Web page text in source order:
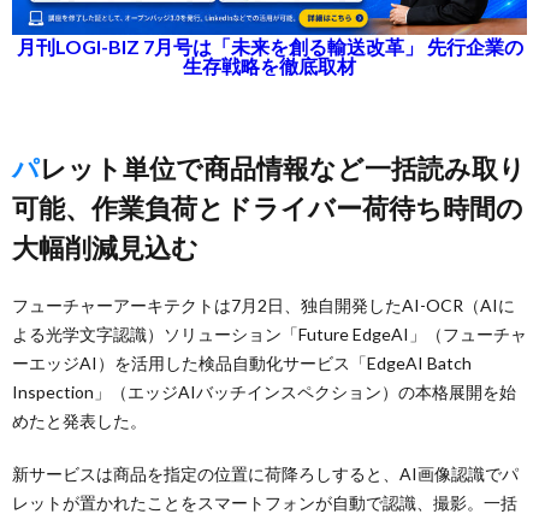
月刊LOGI-BIZ 7月号は「未来を創る輸送改革」 先行企業の
生存戦略を徹底取材
パレット単位で商品情報など一括読み取り
可能、作業負荷とドライバー荷待ち時間の
大幅削減見込む
フューチャーアーキテクトは7月2日、独自開発したAI-OCR（AIに
よる光学文字認識）ソリューション「Future EdgeAI」（フューチャ
ーエッジAI）を活用した検品自動化サービス「EdgeAI Batch
Inspection」（エッジAIバッチインスペクション）の本格展開を始
めたと発表した。
新サービスは商品を指定の位置に荷降ろしすると、AI画像認識でパ
レットが置かれたことをスマートフォンが自動で認識、撮影。一括